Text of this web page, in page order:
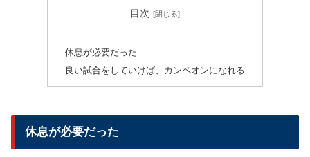
目次
休息が必要だった
良い試合をしていけば、カンペオンになれる
休息が必要だった